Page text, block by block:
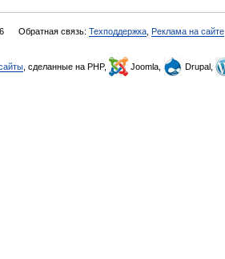
Обратная связь: Техподдержка Реклама на сайте
, сделанные на PHP, Joomla, Drupal,